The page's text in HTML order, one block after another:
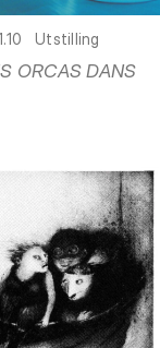
Utstilling
ORCAS DANS